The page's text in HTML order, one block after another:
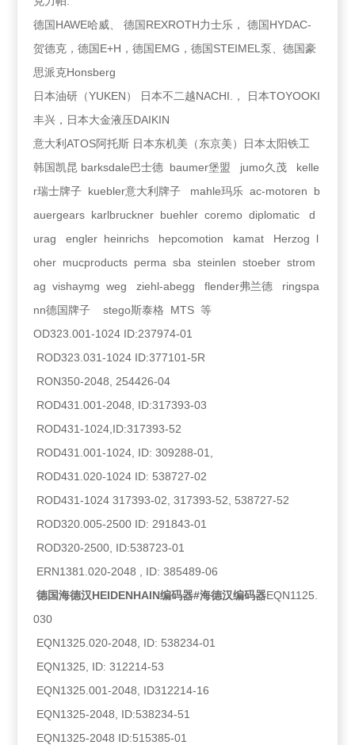
德国HAWE哈威、 德国REXROTH力士乐， 德国HYDAC-
贺德克，德国E+H，德国EMG，德国STEIMEL泵、德国豪
思派克Honsberg
日本油研（YUKEN） 日本不二越NACHI.， 日本TOYOOKI
丰兴，日本大金液压DAIKIN
意大利ATOS阿托斯 日本东机美（东京美）日本太阳铁工
韩国凯昆 barksdale巴士德 baumer堡盟 jumo久茂 kelle
r瑞士牌子 kuebler意大利牌子 mahle玛乐 ac-motoren b
auergears karlbruckner buehler coremo diplomatic d
urag engler heinrichs hepcomotion kamat Herzog l
oher mucproducts perma sba steinlen stoeber strom
ag vishaymg weg ziehl-abegg flender弗兰德 ringspa
nn德国牌子 stego斯泰格 MTS 等
OD323.001-1024 ID:237974-01
ROD323.031-1024 ID:377101-5R
RON350-2048, 254426-04
ROD431.001-2048, ID:317393-03
ROD431-1024,ID:317393-52
ROD431.001-1024, ID: 309288-01,
ROD431.020-1024 ID: 538727-02
ROD431-1024 317393-02, 317393-52, 538727-52
ROD320.005-2500 ID: 291843-01
ROD320-2500, ID:538723-01
ERN1381.020-2048 , ID: 385489-06
德国海德汉HEIDENHAIN编码器#海德汉编码器EQN1125.
030
EQN1325.020-2048, ID: 538234-01
EQN1325, ID: 312214-53
EQN1325.001-2048, ID312214-16
EQN1325-2048, ID:538234-51
EQN1325-2048 ID:515385-01